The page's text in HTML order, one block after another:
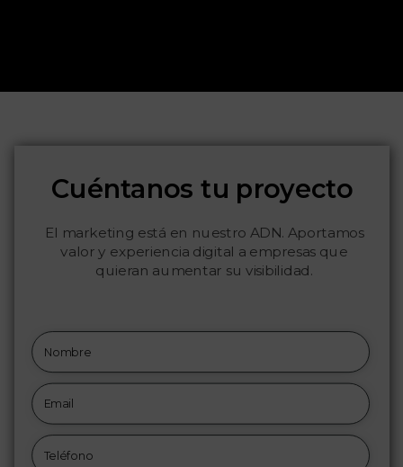
Cuéntanos tu proyecto
El marketing está en nuestro ADN. Aportamos
valor y experiencia digital a empresas que
quieran aumentar su visibilidad.